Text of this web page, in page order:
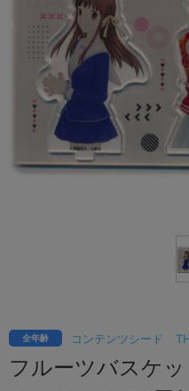
コンテンツシード
全年齢
フルーツバスケ